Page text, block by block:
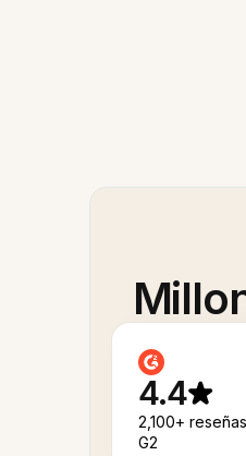
4.4
2,100+
G2